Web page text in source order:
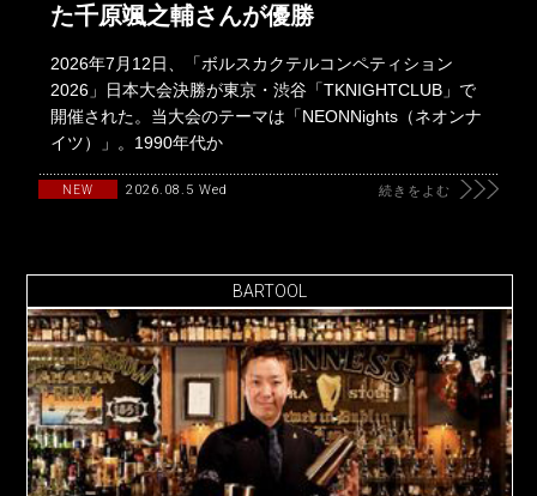
た千原颯之輔さんが優勝
2026年7月12日、「ボルスカクテルコンペティション
2026」日本大会決勝が東京・渋谷「TKNIGHTCLUB」で
開催された。当大会のテーマは「NEONNights（ネオンナ
イツ）」。1990年代か
NEW 2026.08.5 Wed 続きをよむ
BARTOOL